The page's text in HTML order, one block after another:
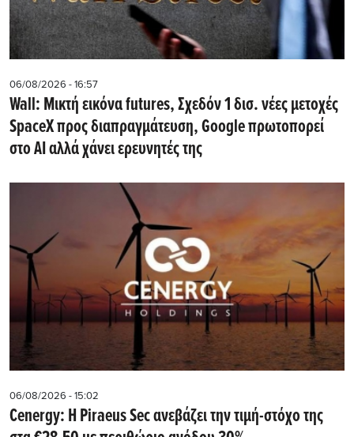
06/08/2026 - 16:57
Wall: Μικτή εικόνα futures, Σχεδόν 1 δισ. νέες μετοχές
SpaceX προς διαπραγμάτευση, Google πρωτοπορεί
στο AI αλλά χάνει ερευνητές της
06/08/2026 - 15:02
Cenergy: Η Piraeus Sec ανεβάζει την τιμή-στόχο της